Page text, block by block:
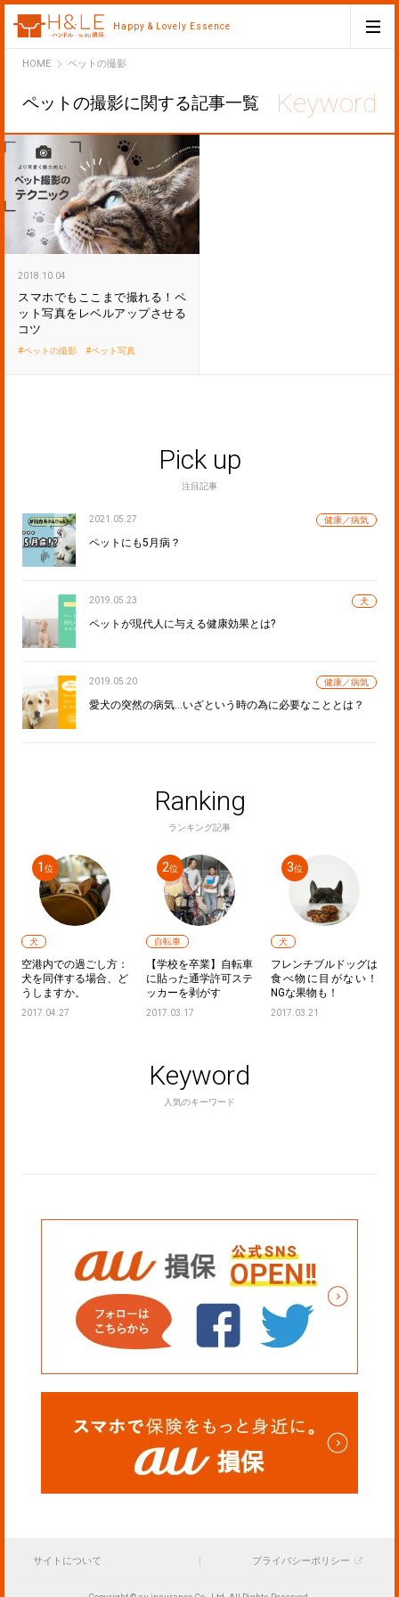
Happy & Lovely Essence
HOMEH&LEペットの撮影
ペットの撮影に関する記事一覧
2018.10.04
スマホでもここまで撮れる！ペ
ット写真をレベルアップさせる
コツ
ペットの撮影 ペット写真
Pick up
注目記事
2021.05.27 健康／病気
ペットにも5月病？
2019.05.23 犬
ペットが現代人に与える健康効果とは?
2019.05.20 健康／病気
愛犬の突然の病気…いざという時の為に必要なこととは？
Ranking
ランキング記事
犬
空港内での過ごし方：
犬を同伴する場合、ど
うしますか。
2017.04.27
自転車
【学校を卒業】自転車
に貼った通学許可ステ
ッカーを剥がす
2017.03.17
犬
フレンチブルドッグは
食べ物に目がない！
NGな果物も！
2017.03.21
Keyword
人気のキーワード
サイトについて プライバシーポリシー